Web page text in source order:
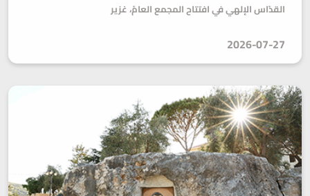
القدّاس الإلهي في افتتاح المجمع العامّ، غزير
2026-07-27